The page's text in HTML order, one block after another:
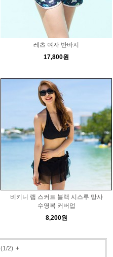
레츠 여자 반바지
17,800원
비키니 랩 스커트 블랙 시스루 망사
수영복 커버업
8,200원
(1/2)+